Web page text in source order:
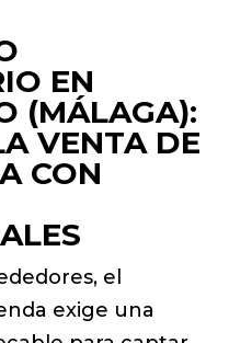
EN
(MÁLAGA):
VENTA DE
CON
el
exige una